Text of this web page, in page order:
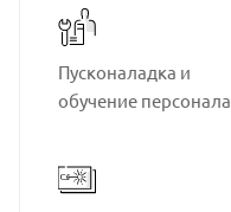
Пусконаладка и
обучение персонала